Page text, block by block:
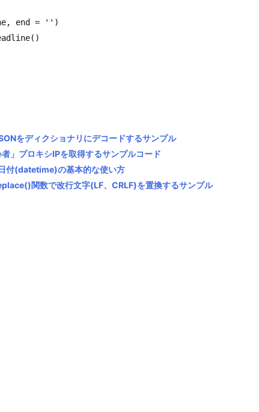
line,
end = '')
をディクショナリにデコードするサンプル
」プロキシIPを取得するサンプルコード
付(datetime)の基本的な使い方
関数で改行文字(LF、CRLF)を置換するサンプル